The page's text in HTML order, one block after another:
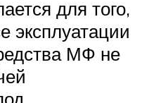
для того,
эксплуатации
МФ не